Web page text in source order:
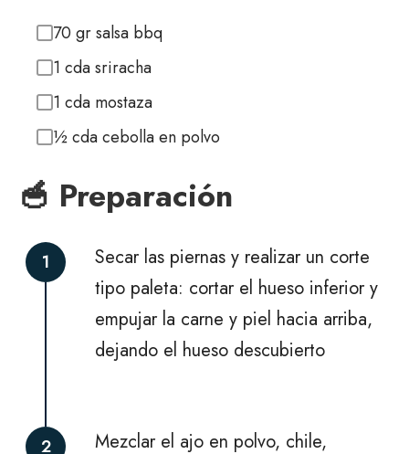
70 gr salsa bbq
1 cda sriracha
1 cda mostaza
½ cda cebolla en polvo
🥣 Preparación
1
Secar las piernas y realizar un corte
tipo paleta: cortar el hueso inferior y
empujar la carne y piel hacia arriba,
dejando el hueso descubierto
2
Mezclar el ajo en polvo, chile,